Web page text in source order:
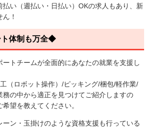
払い（週払い・日払い）OKの求人もあり、新
！
体制も万全◆
トチームが全面的にあなたの就業を支援し
（ロボット操作）/ピッキング/梱包/軽作業/
務の中から適正を見つけてご紹介しますの
望を教えてください。
ーン・玉掛けのような資格支援も行っている